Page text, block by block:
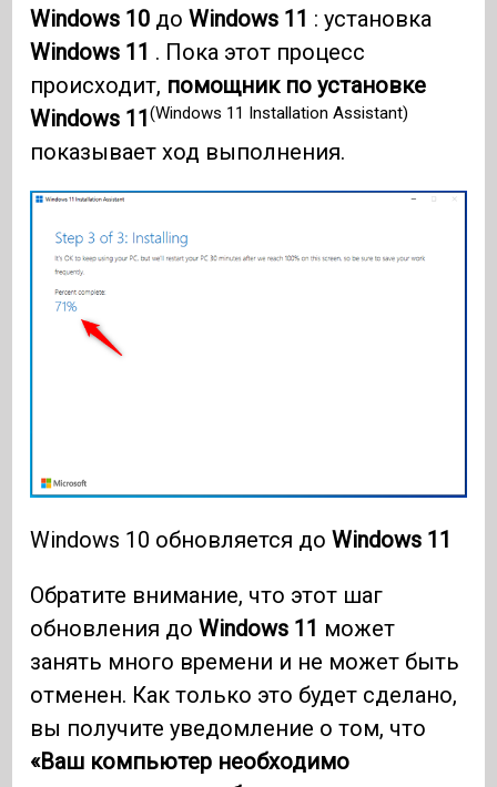
Windows 10 доWindows 11 : установка
Windows 11 . Пока этот процесс
происходит, помощник по установке
Windows 11(Windows 11 Installation Assistant)
показывает ход выполнения.
Windows 10 обновляется доWindows 11
Обратите внимание, что этот шаг
обновления доWindows 11 может
занять много времени и не может быть
отменен. Как только это будет сделано,
вы получите уведомление о том, что
«Ваш компьютер необходимо